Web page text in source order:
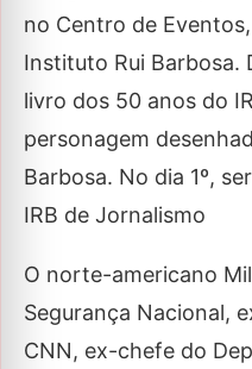
no Centro de
Instituto Rui Barbosa.
livro dos 50 anos do
personagem
Barbosa. No dia 1º,
IRB de Jornalismo
O norte-americano
Segurança Nacional,
CNN, ex-chefe do